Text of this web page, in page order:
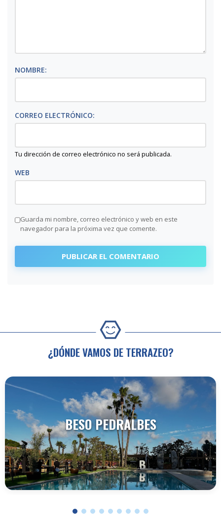
NOMBRE:
CORREO ELECTRÓNICO:
Tu dirección de correo electrónico no será publicada.
WEB
Guarda mi nombre, correo electrónico y web en este
navegador para la próxima vez que comente.
¿DÓNDE VAMOS DE TERRAZEO?
BESO PEDRALBES
VER TERRAZA